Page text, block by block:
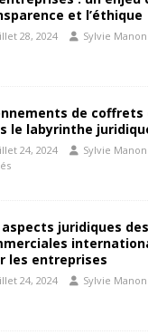
et l’éthique
28, 2024 Sylvie Manon
de coffrets
le labyrinthe
24, 2024 Sylvie Manon
aspects juridiques
les entreprises
24, 2024 Sylvie Manon